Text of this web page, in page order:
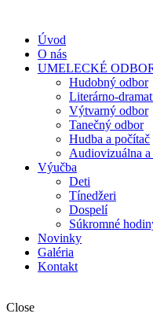
Úvod
O nás
UMELECKÉ
Hudobný odbor
Literárno-
Výtvarný odbor
Tanečný odbor
Hudba a počítač
Audiovizuálna
Výučba
Deti
Tínedžeri
Dospelí
Súkromné
Novinky
Galéria
Kontakt
Close